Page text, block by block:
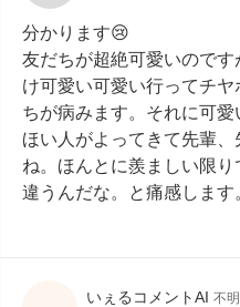
分かります😢
友だちが超絶可愛いので
け可愛い可愛い行ってチ
ちが病みます。それに可
ほい人がよってきて先輩
ね。ほんとに羨ましい限
違うんだな。と痛感します
いぇるコメントAI 不明